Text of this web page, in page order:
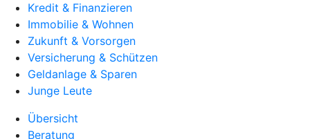
Kredit & Finanzieren
Immobilie & Wohnen
Zukunft & Vorsorgen
Versicherung & Schützen
Geldanlage & Sparen
Junge Leute
Übersicht
Beratung